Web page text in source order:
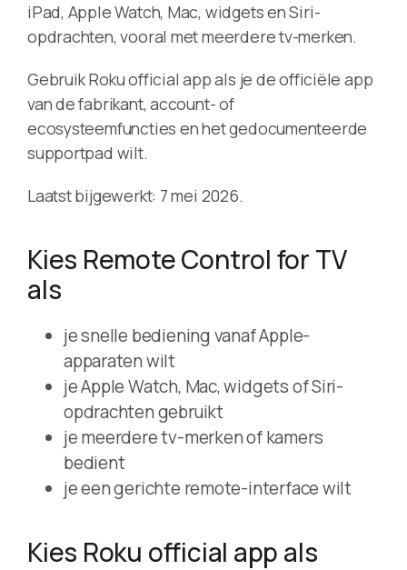
iPad, Apple Watch, Mac, widgets en Siri-
opdrachten, vooral met meerdere tv-merken.
Gebruik Roku official app als je de officiële app
van de fabrikant, account- of
ecosysteemfuncties en het gedocumenteerde
supportpad wilt.
Laatst bijgewerkt: 7 mei 2026.
Kies Remote Control for TV
als
je snelle bediening vanaf Apple-
apparaten wilt
je Apple Watch, Mac, widgets of Siri-
opdrachten gebruikt
je meerdere tv-merken of kamers
bedient
je een gerichte remote-interface wilt
Kies Roku official app als